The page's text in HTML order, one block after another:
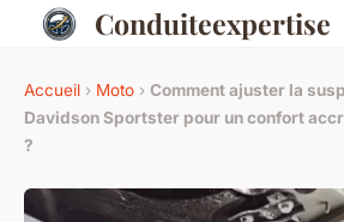
Conduiteexpertise
Accueil › Moto › Comment ajuster la
Davidson Sportster pour un confort
?